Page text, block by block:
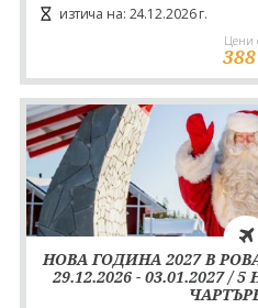
изтича на: 24.12.2026 г.
Цени
388
НОВА ГОДИНА 2027 В
29.12.2026 - 03.01.2027